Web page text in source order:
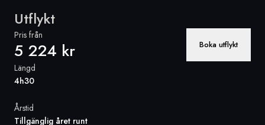
SverigeFrankrike
Danmark
Utflykt
Pris från
5 224 kr Boka utflykt
Längd
4h30
Årstid
Tillgänglig året runt